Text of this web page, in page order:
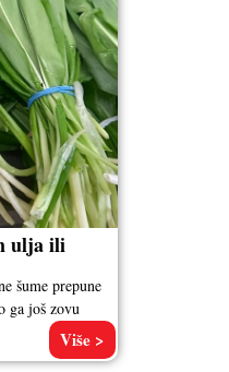
ulja ili
šume prepune
ga još zovu
Više >